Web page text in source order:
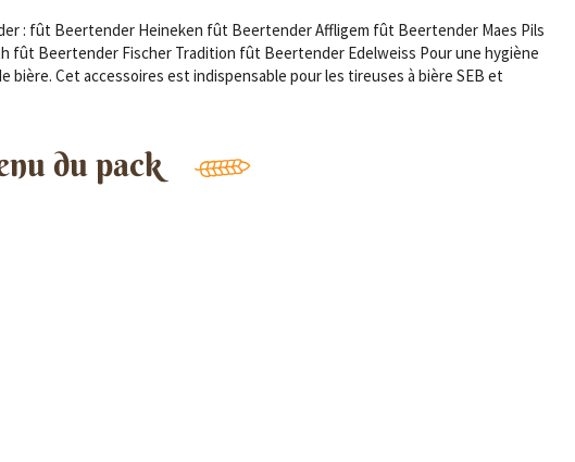
: fût Beertender Heineken fût Beertender Affligem fût Beertender Maes Pils
Beertender Fischer Tradition fût Beertender Edelweiss Pour une hygiène
Cet accessoires est indispensable pour les tireuses à bière SEB et
du pack